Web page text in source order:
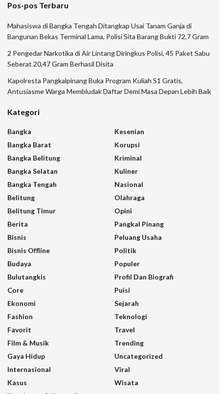
Pos-pos Terbaru
Mahasiswa di Bangka Tengah Ditangkap Usai Tanam Ganja di
Bangunan Bekas Terminal Lama, Polisi Sita Barang Bukti 72,7 Gram
2 Pengedar Narkotika di Air Lintang Diringkus Polisi, 45 Paket Sabu
Seberat 20,47 Gram Berhasil Disita
Kapolresta Pangkalpinang Buka Program Kuliah S1 Gratis,
Antusiasme Warga Membludak Daftar Demi Masa Depan Lebih Baik
Kategori
Bangka
Bangka Barat
Bangka Belitung
Bangka Selatan
Bangka Tengah
Belitung
Belitung Timur
Berita
Bisnis
Bisnis Offline
Budaya
Bulutangkis
Core
Ekonomi
Fashion
Favorit
Film & Musik
Gaya Hidup
Internasional
Kasus
Kesenian
Korupsi
Kriminal
Kuliner
Nasional
Olahraga
Opini
Pangkal Pinang
Peluang Usaha
Politik
Populer
Profil Dan Biografi
Puisi
Sejarah
Teknologi
Travel
Trending
Uncategorized
Viral
Wisata